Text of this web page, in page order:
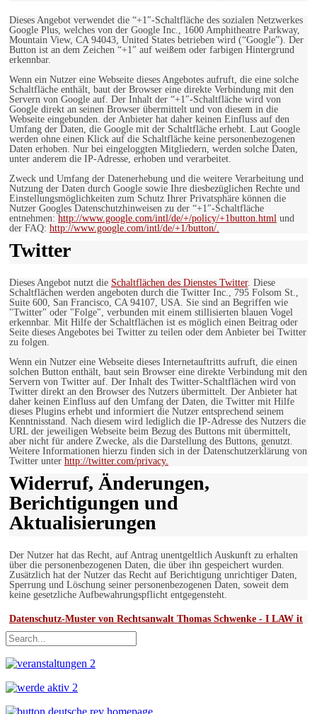
Dieses Angebot verwendet die “+1″-Schaltfläche des sozialen Netzwerkes
Google Plus, welches von der Google Inc., 1600 Amphitheatre Parkway,
Mountain View, CA 94043, United States betrieben wird (“Google”). Der
Button ist an dem Zeichen “+1″ auf weißem oder farbigen Hintergrund
erkennbar.
Wenn ein Nutzer eine Webseite dieses Angebotes aufruft, die eine solche
Schaltfläche enthält, baut der Browser eine direkte Verbindung mit den
Servern von Google auf. Der Inhalt der “+1″-Schaltfläche wird von
Google direkt an seinen Browser übermittelt und von diesem in die
Webseite eingebunden. der Anbieter hat daher keinen Einfluss auf den
Umfang der Daten, die Google mit der Schaltfläche erhebt. Laut Google
werden ohne einen Klick auf die Schaltfläche keine personenbezogenen
Daten erhoben. Nur bei eingeloggten Mitgliedern, werden solche Daten,
unter anderem die IP-Adresse, erhoben und verarbeitet.
Zweck und Umfang der Datenerhebung und die weitere Verarbeitung und
Nutzung der Daten durch Google sowie Ihre diesbezüglichen Rechte und
Einstellungsmöglichkeiten zum Schutz Ihrer Privatsphäre können die
Nutzer Googles Datenschutzhinweisen zu der “+1″-Schaltfläche
entnehmen: http://www.google.com/intl/de/+/policy/+1button.html und
der FAQ: http://www.google.com/intl/de/+1/button/.
Twitter
Dieses Angebot nutzt die Schaltflächen des Dienstes Twitter. Diese
Schaltflächen werden angeboten durch die Twitter Inc., 795 Folsom St.,
Suite 600, San Francisco, CA 94107, USA. Sie sind an Begriffen wie
"Twitter" oder "Folge", verbunden mit einem stillisierten blauen Vogel
erkennbar. Mit Hilfe der Schaltflächen ist es möglich einen Beitrag oder
Seite dieses Angebotes bei Twitter zu teilen oder dem Anbieter bei Twitter
zu folgen.
Wenn ein Nutzer eine Webseite dieses Internetauftritts aufruft, die einen
solchen Button enthält, baut sein Browser eine direkte Verbindung mit den
Servern von Twitter auf. Der Inhalt des Twitter-Schaltflächen wird von
Twitter direkt an den Browser des Nutzers übermittelt. Der Anbieter hat
daher keinen Einfluss auf den Umfang der Daten, die Twitter mit Hilfe
dieses Plugins erhebt und informiert die Nutzer entsprechend seinem
Kenntnisstand. Nach diesem wird lediglich die IP-Adresse des Nutzers die
URL der jeweiligen Webseite beim Bezug des Buttons mit übermittelt,
aber nicht für andere Zwecke, als die Darstellung des Buttons, genutzt.
Weitere Informationen hierzu finden sich in der Datenschutzerklärung von
Twitter unter http://twitter.com/privacy.
Widerruf, Änderungen,
Berichtigungen und
Aktualisierungen
Der Nutzer hat das Recht, auf Antrag unentgeltlich Auskunft zu erhalten
über die personenbezogenen Daten, die über ihn gespeichert wurden.
Zusätzlich hat der Nutzer das Recht auf Berichtigung unrichtiger Daten,
Sperrung und Löschung seiner personenbezogenen Daten, soweit dem
keine gesetzliche Aufbewahrungspflicht entgegensteht.
Datenschutz-Muster von Rechtsanwalt Thomas Schwenke - I LAW it